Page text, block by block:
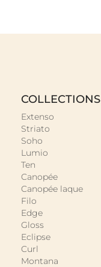
COLLECTIONS
Extenso
Striato
Soho
Lumio
Ten
Canopée
Canopée laque
Filo
Edge
Gloss
Eclipse
Curl
Montana